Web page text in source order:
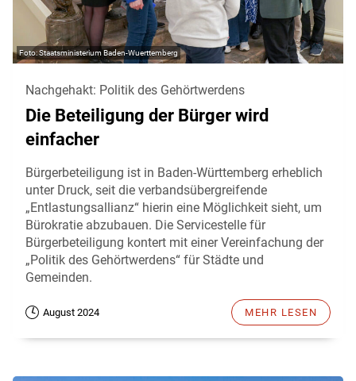
Staatsministerium Baden-Wuerttemberg
Nachgehakt: Politik des Gehörtwerdens
Die Beteiligung der Bürger wird
einfacher
Bürgerbeteiligung ist in Baden-Württemberg erheblich
unter Druck, seit die verbandsübergreifende
„Entlastungsallianz“ hierin eine Möglichkeit sieht, um
Bürokratie abzubauen. Die Servicestelle für
Bürgerbeteiligung kontert mit einer Vereinfachung der
„Politik des Gehörtwerdens“ für Städte und
Gemeinden.
August 2024 MEHR LESEN